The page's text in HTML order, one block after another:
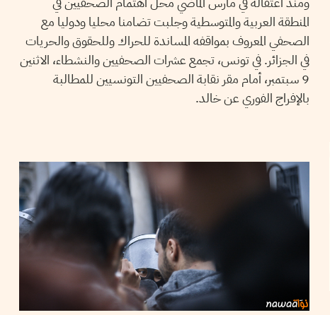
المنطقة العربية والمتوسطية وجلبت تضامنا محليا ودوليا مع
الصحفي المعروف بمواقفه المساندة للحراك وللحقوق والحريات
في الجزائر. في تونس، تجمع عشرات الصحفيين والنشطاء، الاثنين
9 سبتمبر، أمام مقر نقابة الصحفيين التونسيين للمطالبة
بالإفراج الفوري عن خالد.